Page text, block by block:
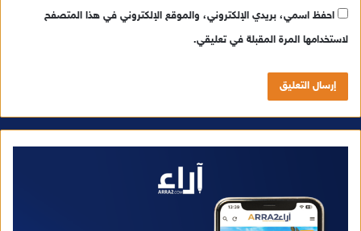
احفظ اسمي، بريدي الإلكتروني، والموقع الإلكتروني في هذا المتصفح
لاستخدامها المرة المقبلة في تعليقي.